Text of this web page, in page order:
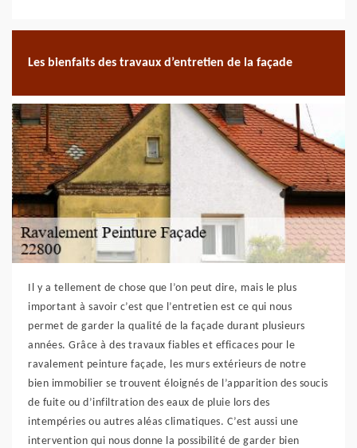
Les bienfaits des travaux d’entretien de la façade
Il y a tellement de chose que l’on peut dire, mais le plus
important à savoir c’est que l’entretien est ce qui nous
permet de garder la qualité de la façade durant plusieurs
années. Grâce à des travaux fiables et efficaces pour le
ravalement peinture façade, les murs extérieurs de notre
bien immobilier se trouvent éloignés de l’apparition des soucis
de fuite ou d’infiltration des eaux de pluie lors des
intempéries ou autres aléas climatiques. C’est aussi une
intervention qui nous donne la possibilité de garder bien